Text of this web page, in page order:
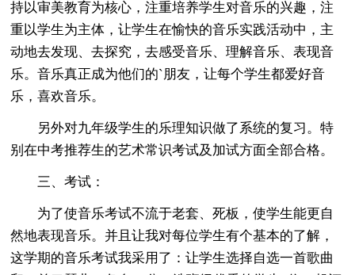
持以审美教育为核心，注重培养学生对音乐的兴趣，注
重以学生为主体，让学生在愉快的音乐实践活动中，主
动地去发现、去探究，去感受音乐、理解音乐、表现音
乐。音乐真正成为他们的`朋友，让每个学生都爱好音
乐，喜欢音乐。
另外对九年级学生的乐理知识做了系统的复习。特
别在中考推荐生的艺术常识考试及加试方面全部合格。
三、考试：
为了使音乐考试不流于老套、死板，使学生能更自
然地表现音乐。并且让我对每位学生有个基本的了解，
这学期的音乐考试我采用了：让学生选择自选一首歌曲